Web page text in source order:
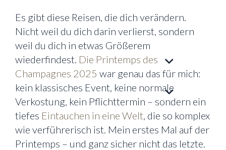
Es gibt diese Reisen, die dich verändern.
Nicht weil du dich darin verlierst, sondern
weil du dich in etwas Größerem
wiederfindest. Die Printemps des
Champagnes 2025 war genau das für mich:
kein klassisches Event, keine normale
Verkostung, kein Pflichttermin – sondern ein
tiefes Eintauchen in eine Welt, die so komplex
wie verführerisch ist. Mein erstes Mal auf der
Printemps – und ganz sicher nicht das letzte.